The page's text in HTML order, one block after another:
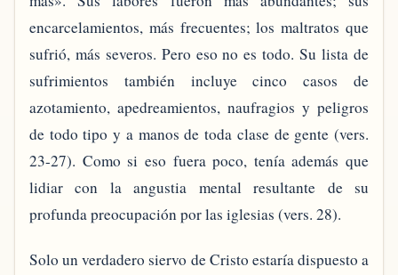
encarcelamientos, más frecuentes; los maltratos que
sufrió, más severos. Pero eso no es todo. Su lista de
sufrimientos también incluye cinco casos de
azotamiento, apedreamientos, naufragios y peligros
de todo tipo y a manos de toda clase de gente (vers.
23-27). Como si eso fuera poco, tenía además que
lidiar con la angustia mental resultante de su
profunda preocupación por las iglesias (vers. 28).
Solo un verdadero siervo de Cristo estaría dispuesto a